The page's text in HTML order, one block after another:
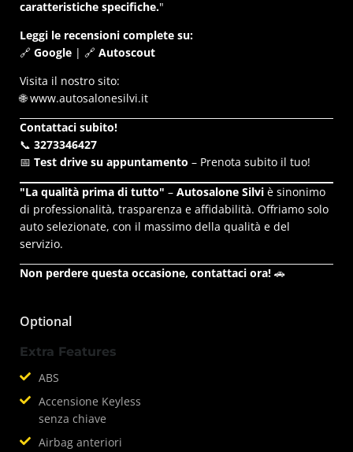
caratteristiche specifiche."
Leggi le recensioni complete su:
🔗 Google | 🔗 Autoscout
Visita il nostro sito:
🌐 www.autosalonesilvi.it
Contattaci subito!
📞 3273346427
📅 Test drive su appuntamento – Prenota subito il tuo!
"La qualità prima di tutto" – Autosalone Silvi è sinonimo
di professionalità, trasparenza e affidabilità. Offriamo solo
auto selezionate, con il massimo della qualità e del
servizio.
Non perdere questa occasione, contattaci ora! 🚗
Optional
Extra Features
ABS
Accensione Keyless
senza chiave
Airbag anteriori